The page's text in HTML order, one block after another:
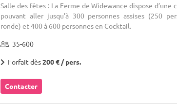
Salle des fêtes : La Ferme de Widewance dispose d’une
pouvant aller jusqu’à 300 personnes assises (250
ronde) et 400 à 600 personnes en Cocktail.
35-600
Forfait dès200 € / pers.
Contacter